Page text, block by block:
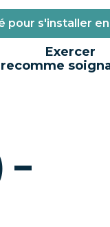
pour s'installer
Exercer
comme
–